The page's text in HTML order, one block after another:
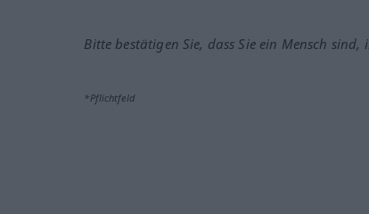
Bitte bestätigen Sie, dass Sie ein Mensch sind,
*Pflichtfeld